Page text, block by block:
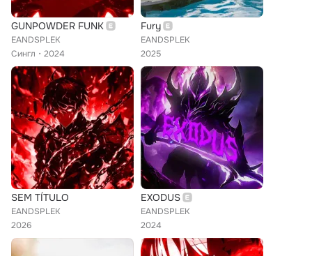
GUNPOWDER FUNK
EANDSPLEK
Сингл
2024
Fury
EANDSPLEK
2025
SEM TÍTULO
EANDSPLEK
2026
EXODUS
EANDSPLEK
2024